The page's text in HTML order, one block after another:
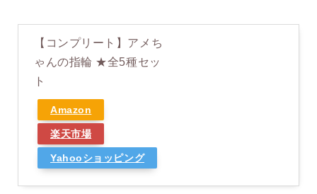
【コンプリート】アメち
ゃんの指輪 ★全5種セッ
ト
Amazon
楽天市場
Yahooショッピング